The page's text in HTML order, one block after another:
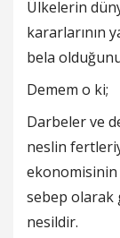
Ülkelerin
kararlarının
bela
Demem o ki;
Darbeler ve
neslin
sebep olarak
nesildir.